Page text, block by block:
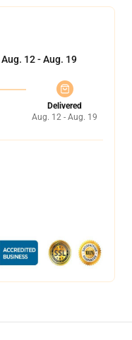
Aug. 12 - Aug. 19
Delivered
Aug. 12 - Aug. 19